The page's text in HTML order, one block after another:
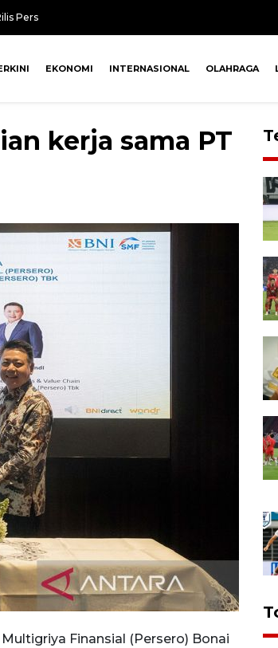
Pers
EKONOMI INTERNASIONAL OLAHRAGA
kerja sama PT
Finansial (Persero) Bonai